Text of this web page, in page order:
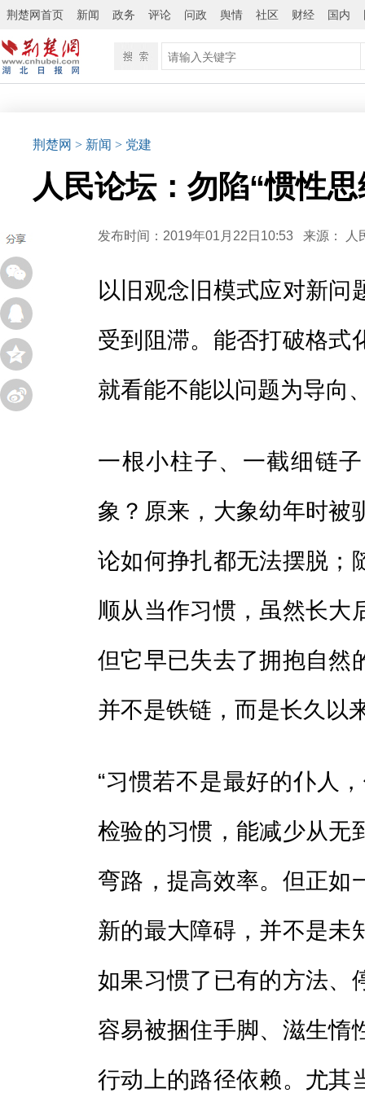
荆楚网首页 新闻 政务 评论 问政 舆情 社区 财经 国内
荆楚网 > 新闻 > 党建
人民论坛：勿陷“惯性
发布时间：2019年01月22日10:53 来源： 人
以旧观念旧模式应对新问
受到阻滞。能否打破格式
就看能不能以问题为导向
一根小柱子、一截细链
象？原来，大象幼年时被
论如何挣扎都无法摆脱；
顺从当作习惯，虽然长大
但它早已失去了拥抱自然
并不是铁链，而是长久以
“习惯若不是最好的仆人
检验的习惯，能减少从无
弯路，提高效率。但正如
新的最大障碍，并不是未
如果习惯了已有的方法、
容易被捆住手脚、滋生惰
行动上的路径依赖。尤其